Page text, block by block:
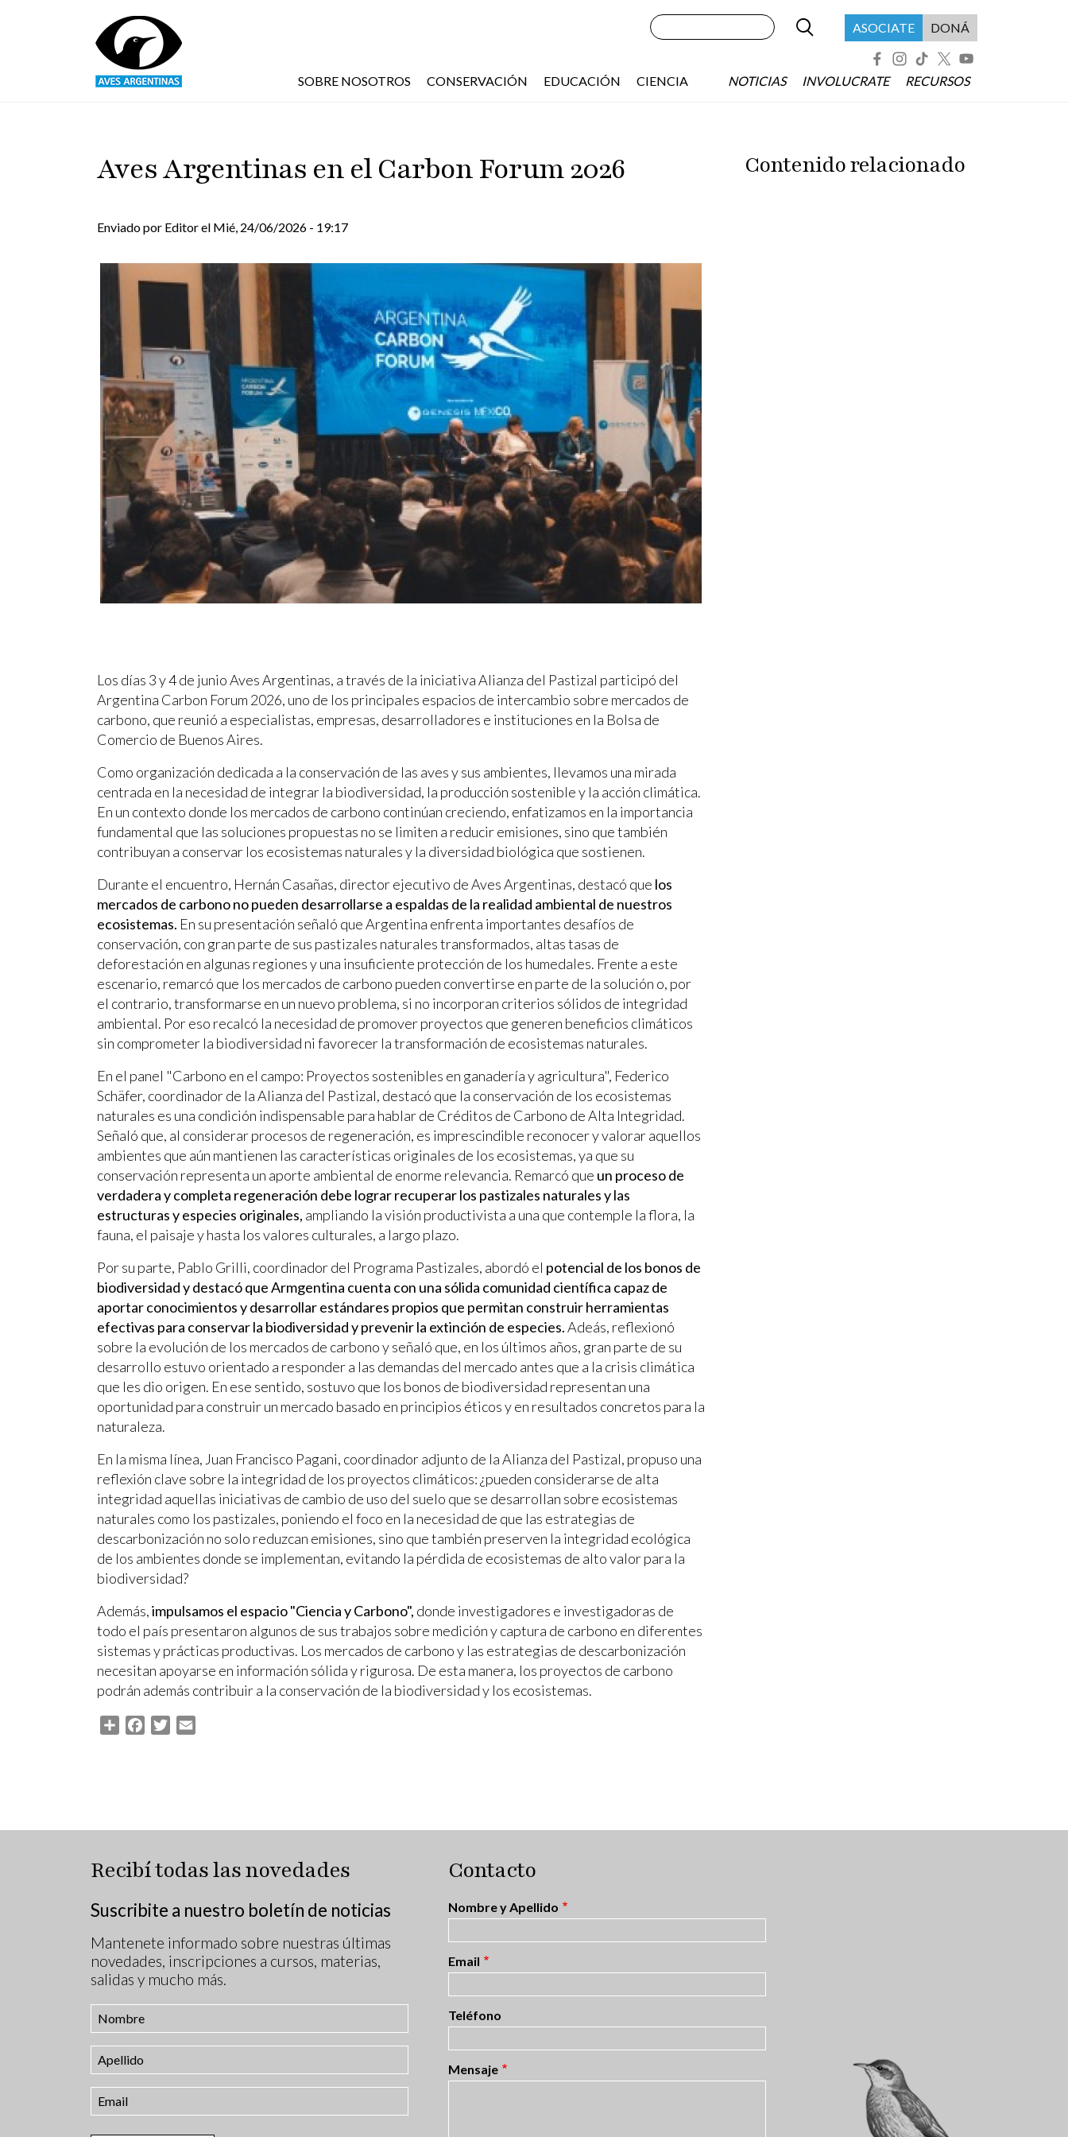
SOBRE NOSOTROS CONSERVACIÓN EDUCACIÓN CIENCIA NOTICIAS INVOLUCRATE RECURSOS
Buscar Menú header asociate
ASOCIATE DONÁ
Aves Argentinas en el Carbon Forum 2026
Enviado por Editorel Mié, 24/06/2026 - 19:17
Los días 3 y 4 de junio Aves Argentinas, a través de la iniciativa Alianza del Pastizal participó del
Argentina Carbon Forum 2026, uno de los principales espacios de intercambio sobre mercados de
carbono, que reunió a especialistas, empresas, desarrolladores e instituciones en la Bolsa de
Comercio de Buenos Aires.
Como organización dedicada a la conservación de las aves y sus ambientes, llevamos una mirada
centrada en la necesidad de integrar la biodiversidad, la producción sostenible y la acción climática.
En un contexto donde los mercados de carbono continúan creciendo, enfatizamos en la importancia
fundamental que las soluciones propuestas no se limiten a reducir emisiones, sino que también
contribuyan a conservar los ecosistemas naturales y la diversidad biológica que sostienen.
Durante el encuentro, Hernán Casañas, director ejecutivo de Aves Argentinas, destacó que los
mercados de carbono no pueden desarrollarse a espaldas de la realidad ambiental de nuestros
ecosistemas. En su presentación señaló que Argentina enfrenta importantes desafíos de
conservación, con gran parte de sus pastizales naturales transformados, altas tasas de
deforestación en algunas regiones y una insuficiente protección de los humedales. Frente a este
escenario, remarcó que los mercados de carbono pueden convertirse en parte de la solución o, por
el contrario, transformarse en un nuevo problema, si no incorporan criterios sólidos de integridad
ambiental. Por eso recalcó la necesidad de promover proyectos que generen beneficios climáticos
sin comprometer la biodiversidad ni favorecer la transformación de ecosistemas naturales.
En el panel "Carbono en el campo: Proyectos sostenibles en ganadería y agricultura", Federico
Schäfer, coordinador de la Alianza del Pastizal, destacó que la conservación de los ecosistemas
naturales es una condición indispensable para hablar de Créditos de Carbono de Alta Integridad.
Señaló que, al considerar procesos de regeneración, es imprescindible reconocer y valorar aquellos
ambientes que aún mantienen las características originales de los ecosistemas, ya que su
conservación representa un aporte ambiental de enorme relevancia. Remarcó que un proceso de
verdadera y completa regeneración debe lograr recuperar los pastizales naturales y las
estructuras y especies originales, ampliando la visión productivista a una que contemple la flora, la
fauna, el paisaje y hasta los valores culturales, a largo plazo.
Por su parte, Pablo Grilli, coordinador del Programa Pastizales, abordó el potencial de los bonos de
biodiversidad y destacó que Armgentina cuenta con una sólida comunidad científica capaz de
aportar conocimientos y desarrollar estándares propios que permitan construir herramientas
efectivas para conservar la biodiversidad y prevenir la extinción de especies.Adeás, reflexionó
sobre la evolución de los mercados de carbono y señaló que, en los últimos años, gran parte de su
desarrollo estuvo orientado a responder a las demandas del mercado antes que a la crisis climática
que les dio origen. En ese sentido, sostuvo que los bonos de biodiversidad representan una
oportunidad para construir un mercado basado en principios éticos y en resultados concretos para la
naturaleza.
En la misma línea, Juan Francisco Pagani, coordinador adjunto de la Alianza del Pastizal, propuso una
reflexión clave sobre la integridad de los proyectos climáticos: ¿pueden considerarse de alta
integridad aquellas iniciativas de cambio de uso del suelo que se desarrollan sobre ecosistemas
naturales como los pastizales, poniendo el foco en la necesidad de que las estrategias de
descarbonización no solo reduzcan emisiones, sino que también preserven la integridad ecológica
de los ambientes donde se implementan, evitando la pérdida de ecosistemas de alto valor para la
biodiversidad?
Además,impulsamos el espacio "Ciencia y Carbono", donde investigadores e investigadoras de
todo el país presentaron algunos de sus trabajos sobre medición y captura de carbono en diferentes
sistemas y prácticas productivas. Los mercados de carbono y las estrategias de descarbonización
necesitan apoyarse en información sólida y rigurosa. De esta manera, los proyectos de carbono
podrán además contribuir a la conservación de la biodiversidad y los ecosistemas.
Share Facebook
Twitter
Contenido relacionado
Recibí todas las novedades
Suscribite a nuestro boletín de noticias
Mantenete informado sobre nuestras últimas
novedades, inscripciones a cursos, materias,
salidas y mucho más.
Contacto
Nombre y Apellido
Email
Teléfono
Mensaje